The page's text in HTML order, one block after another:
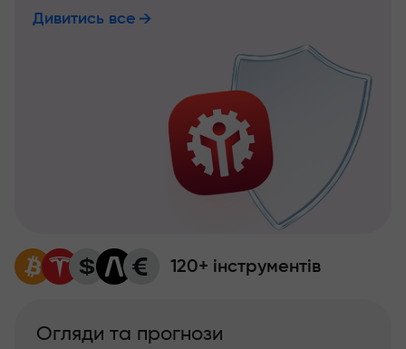
Дивитись все
120+ інструментів
Огляди та прогнози